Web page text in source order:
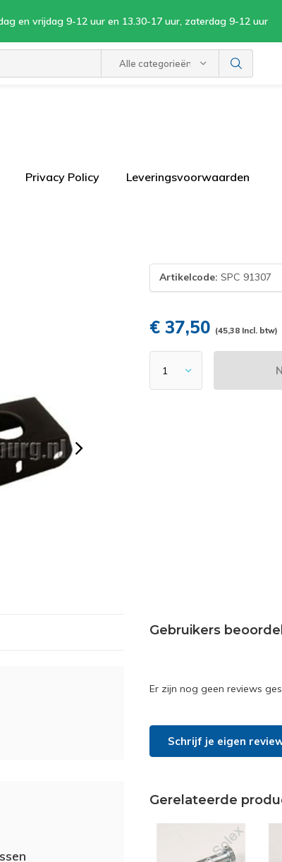
Alle categorieën
en vrijdag 9-12 uur en 13.30-17 uur, zaterdag 9-12 uur
Privacy Policy Leveringsvoorwaarden
Artikelcode: SPC 91307
€ 37,50 (45,38 Incl. btw)
Gebruikers
Er zijn nog geen reviews
Schrijf je eigen
Gerelateerde